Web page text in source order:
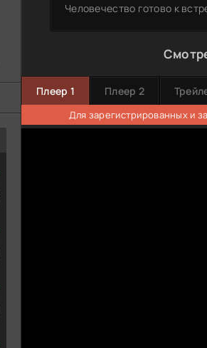
Человечество готово к
Плеер 1 Плеер 2
Для зарегистрированных и